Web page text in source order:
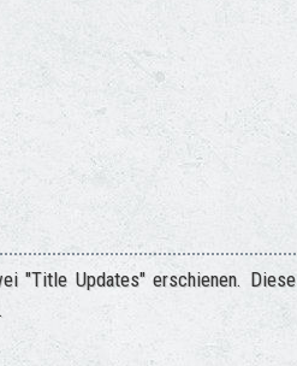
"Title Updates" erschienen. Diese